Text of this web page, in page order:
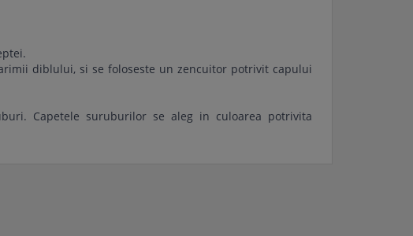
diblului, si se foloseste un zencuitor potrivit capului
Capetele suruburilor se aleg in culoarea potrivita